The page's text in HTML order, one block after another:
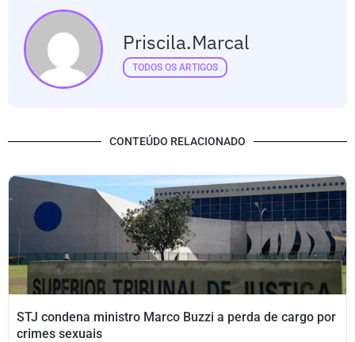
Priscila.marcal
TODOS OS ARTIGOS
CONTEÚDO RELACIONADO
STJ condena ministro Marco Buzzi a perda de cargo por
crimes sexuais